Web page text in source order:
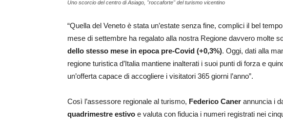
Uno scorcio del centro di Asiago, "roccaforte" del turismo vicentino
“Quella del Veneto è stata un’estate senza fine, complici il bel
mese di settembre ha regalato alla nostra Regione davvero molte
dello stesso mese in epoca pre-Covid (+0,3%). Oggi, dati alla
regione turistica d’Italia mantiene inalterati i suoi punti di forza e
un’offerta capace di accogliere i visitatori 365 giorni l’anno”.
Così l’assessore regionale al turismo, Federico Caner annuncia i
quadrimestre estivo e valuta con fiducia i numeri registrati nei